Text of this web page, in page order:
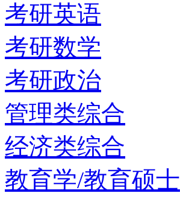
考研英语
考研数学
考研政治
管理类综合
经济类综合
教育学/教育硕士